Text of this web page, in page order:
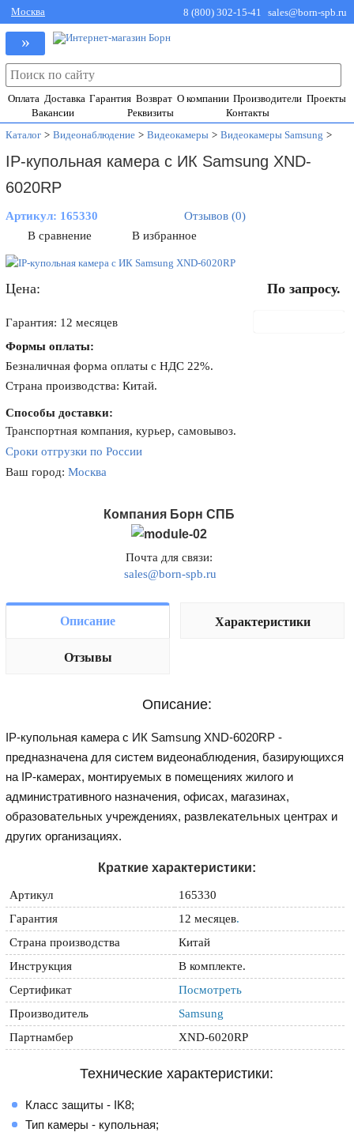
Москва 8 (800) 302-15-41 sales@born-spb.ru
»
Оплата Доставка Гарантия Возврат О компании Производители Проекты
Вакансии
Реквизиты
Контакты
Каталог > Видеонаблюдение > Видеокамеры > Видеокамеры Samsung >
IP-купольная камера с ИК Samsung XND-
6020RP
Артикул: 165330
Отзывов (0)
В сравнение
В избранное
Цена: По запросу.
Гарантия: 12 месяцев
Формы оплаты:
Безналичная форма оплаты с НДС 22%.
Страна производства: Китай.
Способы доставки:
Транспортная компания, курьер, самовывоз.
Сроки отгрузки по России
Ваш город:Москва
Компания Борн СПБ
Почта для связи:
sales@born-spb.ru
Описание Характеристики
Отзывы
Описание:
IP-купольная камера с ИК Samsung XND-6020RP -
предназначена для систем видеонаблюдения, базирующихся
на IP-камерах, монтируемых в помещениях жилого и
административного назначения, офисах, магазинах,
образовательных учреждениях, развлекательных центрах и
других организациях.
Краткие характеристики:
Артикул
165330
Гарантия
12 месяцев.
Страна производства
Китай
Инструкция
В комплекте.
Сертификат
Посмотреть
Производитель
Samsung
Партнамбер
XND-6020RP
Технические характеристики:
Класс защиты - IK8;
Тип камеры - купольная;